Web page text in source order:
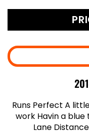
Runs Perfect A
work Havin a
Lane